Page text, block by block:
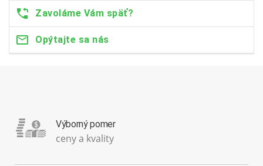
Zavoláme Vám späť?
Opýtajte sa nás
Výborný pomer
ceny a kvality